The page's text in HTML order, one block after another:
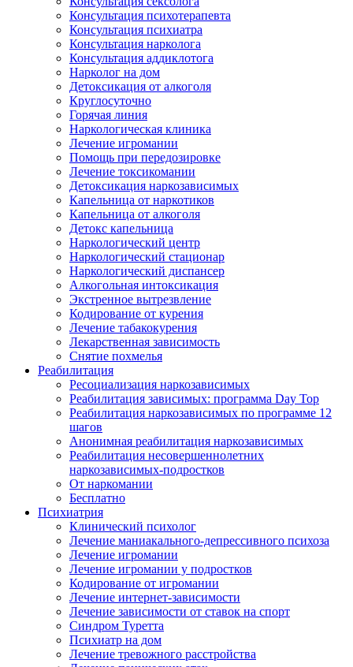
Консультация психотерапевта
Консультация психиатра
Консультация нарколога
Консультация аддиклотога
Нарколог на дом
Детоксикация от алкоголя
Круглосуточно
Горячая линия
Наркологическая клиника
Лечение игромании
Помощь при передозировке
Лечение токсикомании
Детоксикация наркозависимых
Капельница от наркотиков
Капельница от алкоголя
Детокс капельница
Наркологический центр
Наркологический стационар
Наркологический диспансер
Алкогольная интоксикация
Экстренное вытрезвление
Кодирование от курения
Лечение табакокурения
Лекарственная зависимость
Снятие похмелья
Реабилитация
Ресоциализация наркозависимых
Реабилитация зависимых: программа Day Top
Реабилитация наркозависимых по программе 12
шагов
Анонимная реабилитация наркозависимых
Реабилитация несовершеннолетних
наркозависимых-подростков
От наркомании
Бесплатно
Психиатрия
Клинический психолог
Лечение маниакального-депрессивного психоза
Лечение игромании
Лечение игромании у подростков
Кодирование от игромании
Лечение интернет-зависимости
Лечение зависимости от ставок на спорт
Синдром Туретта
Психиатр на дом
Лечение тревожного расстройства